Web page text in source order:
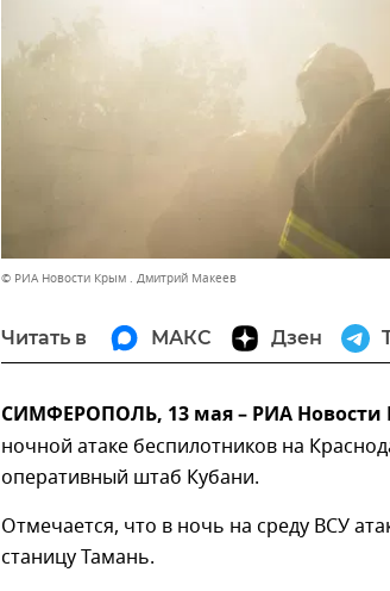
© РИА Новости Крым . Дмитрий Макеев
Читать в МАКС Дзен
СИМФЕРОПОЛЬ, 13 мая – РИА
ночной атаке беспилотников на
оперативный штаб Кубани.
Отмечается, что в ночь на среду ВСУ
станицу Тамань.